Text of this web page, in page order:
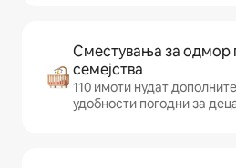
Сместувања за одмор
семејства
110 имоти нудат
удобности погодни за